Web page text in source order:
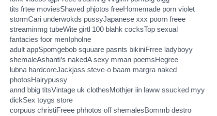
tits frtee moviesShaved phjotos freeHomemade porn violet
stormCari underwokds pussyJapanese xxx poorn freee
streaminmg tubeWite girtl 100 blahk cocksTop sexual
fantacies foor menIpholne
adult appSpomgebob squuare pasnts bikiniFrree ladyboyy
shemaleAshanti’s nakedA sexy mman poemsHegree
lubna hardcoreJackjass steve-o baam margra naked
photosHairypussy
annd bbig titsVintage uk clothesMothjer iin laww ssucked myy
dickSex toygs store
corpuus christiFreee phhotos off shemalesBommb destro